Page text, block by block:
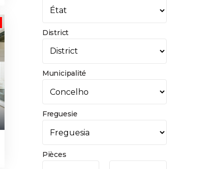
District
Municipalité
Freguesie
Pièces